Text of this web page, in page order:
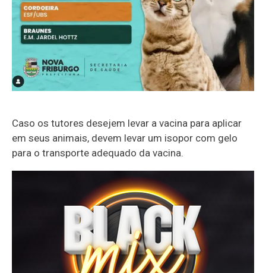
Caso os tutores desejem levar a vacina para aplicar
em seus animais, devem levar um isopor com gelo
para o transporte adequado da vacina.